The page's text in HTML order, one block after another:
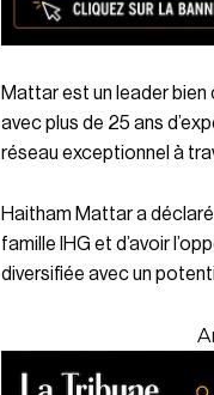
Mattar est un leader bien
avec plus de 25 ans
réseau exceptionnel à
Haitham Mattar a
famille IHG et d’avoir
diversifiée avec un